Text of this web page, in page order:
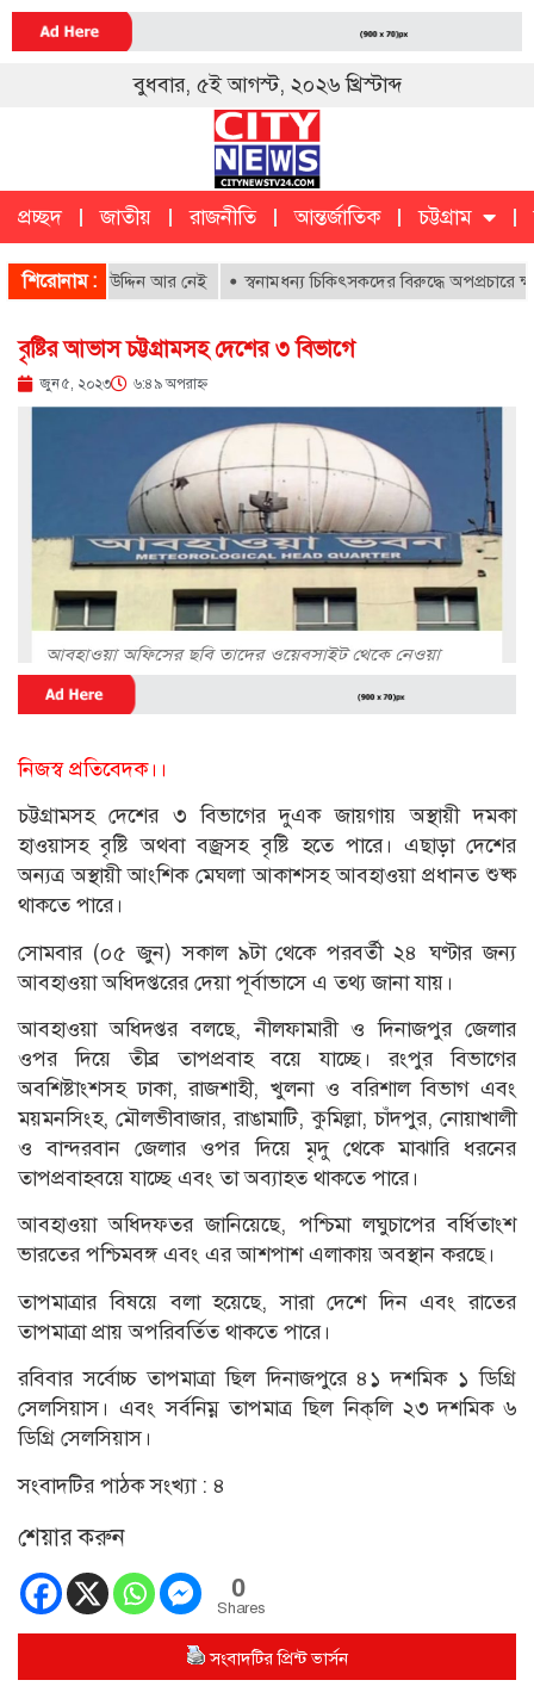
বুধবার, ৫ই আগস্ট, ২০২৬ খ্রিস্টাব্দ
প্রচ্ছদ জাতীয় রাজনীতি আন্তর্জাতিক চট্টগ্রাম
চট্টগ্রাম
শিরোনাম :
গিয়াস উদ্দিন আর নেই স্বনামধন্য চিকিৎসকদের বিরুদ্ধে অপপ্রচারে
বৃষ্টির আভাস চট্টগ্রামসহ দেশের ৩ বিভাগে
জুন ৫, ২০২৩ ৬:৪৯ অপরাহ্ণ
নিজস্ব প্রতিবেদক।।
চট্টগ্রামসহ দেশের ৩ বিভাগের দুএক জায়গায় অস্থায়ী দমকা
হাওয়াসহ বৃষ্টি অথবা বজ্রসহ বৃষ্টি হতে পারে। এছাড়া দেশের
অন্যত্র অস্থায়ী আংশিক মেঘলা আকাশসহ আবহাওয়া প্রধানত শুষ্ক
থাকতে পারে।
সোমবার (০৫ জুন) সকাল ৯টা থেকে পরবর্তী ২৪ ঘণ্টার জন্য
আবহাওয়া অধিদপ্তরের দেয়া পূর্বাভাসে এ তথ্য জানা যায়।
আবহাওয়া অধিদপ্তর বলছে, নীলফামারী ও দিনাজপুর জেলার
ওপর দিয়ে তীব্র তাপপ্রবাহ বয়ে যাচ্ছে। রংপুর বিভাগের
অবশিষ্টাংশসহ ঢাকা, রাজশাহী, খুলনা ও বরিশাল বিভাগ এবং
ময়মনসিংহ, মৌলভীবাজার, রাঙামাটি, কুমিল্লা, চাঁদপুর, নোয়াখালী
ও বান্দরবান জেলার ওপর দিয়ে মৃদু থেকে মাঝারি ধরনের
তাপপ্রবাহবয়ে যাচ্ছে এবং তা অব্যাহত থাকতে পারে।
আবহাওয়া অধিদফতর জানিয়েছে, পশ্চিমা লঘুচাপের বর্ধিতাংশ
ভারতের পশ্চিমবঙ্গ এবং এর আশপাশ এলাকায় অবস্থান করছে।
তাপমাত্রার বিষয়ে বলা হয়েছে, সারা দেশে দিন এবং রাতের
তাপমাত্রা প্রায় অপরিবর্তিত থাকতে পারে।
রবিবার সর্বোচ্চ তাপমাত্রা ছিল দিনাজপুরে ৪১ দশমিক ১ ডিগ্রি
সেলসিয়াস। এবং সর্বনিম্ন তাপমাত্র ছিল নিক্‌লি ২৩ দশমিক ৬
ডিগ্রি সেলসিয়াস।
সংবাদটির পাঠক সংখ্যা : ৪
শেয়ার করুন
0
Shares
সংবাদটির প্রিন্ট ভার্সন